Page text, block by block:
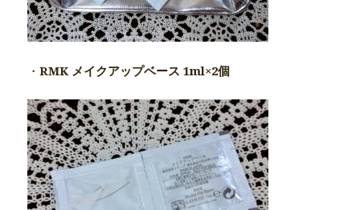
・RMK メイクアップベース 1ml×2個